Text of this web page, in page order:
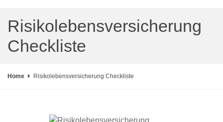
Risikolebensversicherung
Checkliste
Home Risikolebensversicherung Checkliste